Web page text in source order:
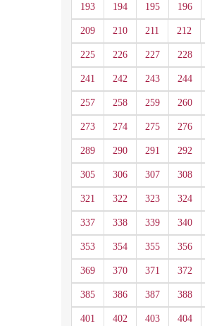
193 194 195 196
209 210 211 212
225 226 227 228
241 242 243 244
257 258 259 260
273 274 275 276
289 290 291 292
305 306 307 308
321 322 323 324
337 338 339 340
353 354 355 356
369 370 371 372
385 386 387 388
401 402 403 404